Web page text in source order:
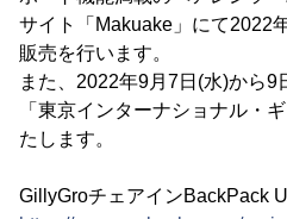
サイト「Makuake」にて2022
販売を行います。
また、2022年9月7日(水)から9
「東京インターナショナル・
たします。
GillyGroチェアインBackPack